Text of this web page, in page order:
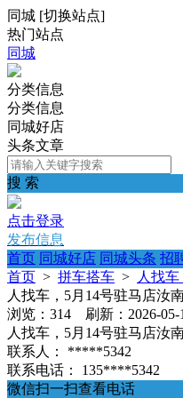
同城 [切换站点]
热门站点
同城
分类信息
分类信息
同城好店
头条文章
搜 索
点击登录
发布信息
首页 同城好店 同城头条 招
首页 > 拼车搭车 >
人找
人找车，5月14号驻马店汝
浏览：314 刷新：2026-05-
人找车，5月14号驻马店汝
联系人：
*****5342
联系电话：
135****5342
微信扫一扫查看电话